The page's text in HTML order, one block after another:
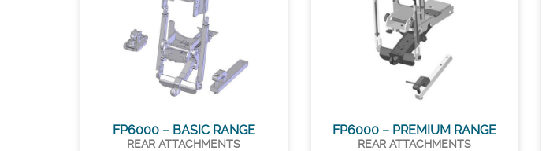
FP6000 – BASIC RANGE
REAR ATTACHMENTS
FP6000 – PREMIUM RANGE
REAR ATTACHMENTS